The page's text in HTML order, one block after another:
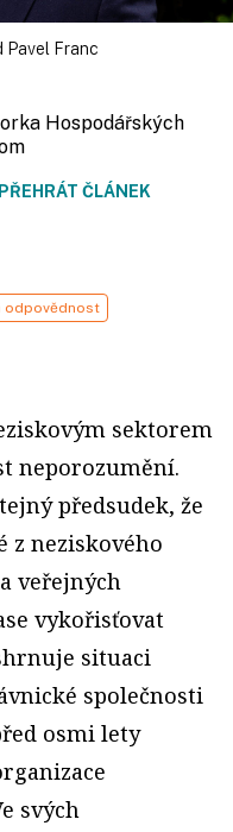
Pavel Franc
Hospodářských
PŘEHRÁT ČLÁNEK
odpovědnost
sektorem
neporozumění.
předsudek, že
neziskového
veřejných
vykořisťovat
situaci
společnosti
osmi lety
svých